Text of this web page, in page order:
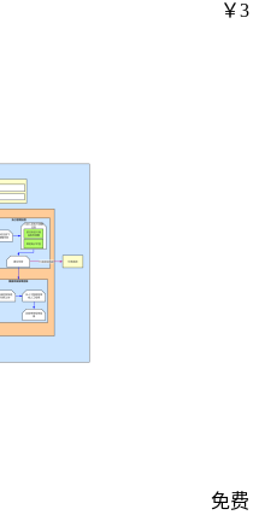
￥3
免费